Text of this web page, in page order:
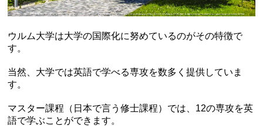
ウルム大学は大学の国際化に努めているのがその特徴で
す。
当然、大学では英語で学べる専攻を数多く提供していま
す。
マスター課程（日本で言う修士課程）では、12の専攻を英
語で学ぶことができます。